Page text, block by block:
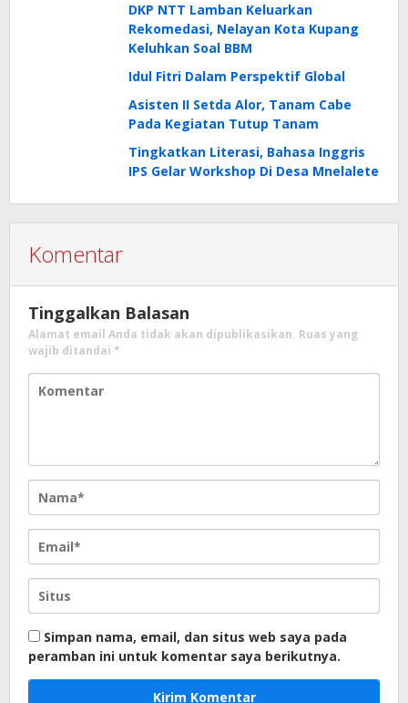
DKP NTT Lamban Keluarkan
Rekomedasi, Nelayan Kota Kupang
Keluhkan Soal BBM
Idul Fitri Dalam Perspektif Global
Asisten II Setda Alor, Tanam Cabe
Pada Kegiatan Tutup Tanam
Tingkatkan Literasi, Bahasa Inggris
IPS Gelar Workshop Di Desa Mnelalete
Komentar
Tinggalkan Balasan
Alamat email Anda tidak akan dipublikasikan. Ruas yang
wajib ditandai *
Simpan nama, email, dan situs web saya pada
peramban ini untuk komentar saya berikutnya.